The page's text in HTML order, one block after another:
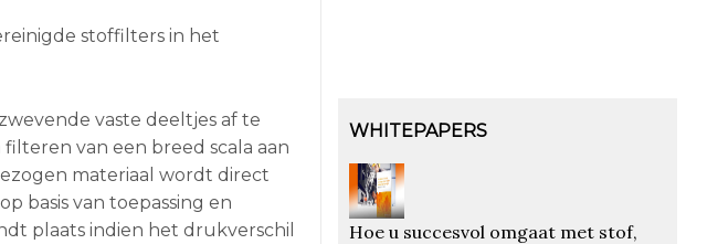
stoffilters in het
vaste deeltjes af te
van een breed scala aan
materiaal wordt direct
basis van toepassing en
plaats indien het drukverschil
WHITEPAPERS
Hoe u succesvol omgaat met stof,